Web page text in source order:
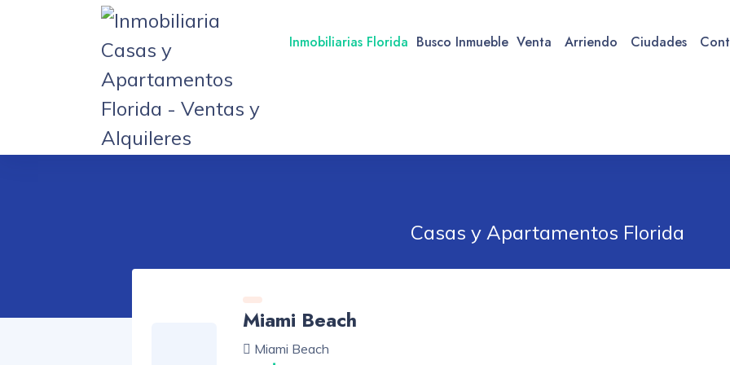
Inmobiliarias Florida Busco Inmueble Venta Arriendo Ciudades
Casas y Apartamentos Florida
Miami Beach
Miami Beach